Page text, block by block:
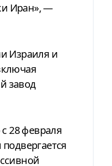
Иран», —
Израиля и
завод
28 февраля